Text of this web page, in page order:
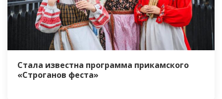
Стала известна программа прикамского
«Строганов феста»